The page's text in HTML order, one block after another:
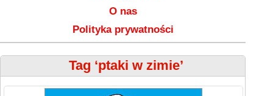
O nas
Polityka prywatności
Tag ‘ptaki w zimie’